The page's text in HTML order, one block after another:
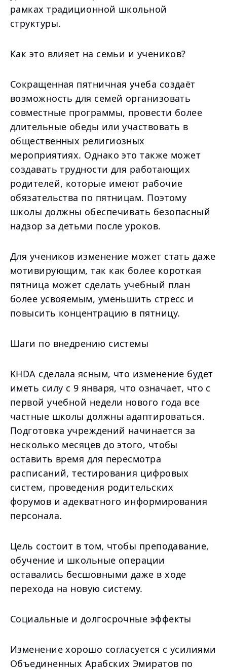
рамках традиционной школьной
структуры.
Как это влияет на семьи и учеников?
Сокращенная пятничная учеба создаёт
возможность для семей организовать
совместные программы, провести более
длительные обеды или участвовать в
общественных религиозных
мероприятиях. Однако это также может
создавать трудности для работающих
родителей, которые имеют рабочие
обязательства по пятницам. Поэтому
школы должны обеспечивать безопасный
надзор за детьми после уроков.
Для учеников изменение может стать даже
мотивирующим, так как более короткая
пятница может сделать учебный план
более усвояемым, уменьшить стресс и
повысить концентрацию в пятницу.
Шаги по внедрению системы
KHDA сделала ясным, что изменение будет
иметь силу с 9 января, что означает, что с
первой учебной недели нового года все
частные школы должны адаптироваться.
Подготовка учреждений начинается за
несколько месяцев до этого, чтобы
оставить время для пересмотра
расписаний, тестирования цифровых
систем, проведения родительских
форумов и адекватного информирования
персонала.
Цель состоит в том, чтобы преподавание,
обучение и школьные операции
оставались бесшовными даже в ходе
перехода на новую систему.
Социальные и долгосрочные эффекты
Изменение хорошо согласуется с усилиями
Объединенных Арабских Эмиратов по